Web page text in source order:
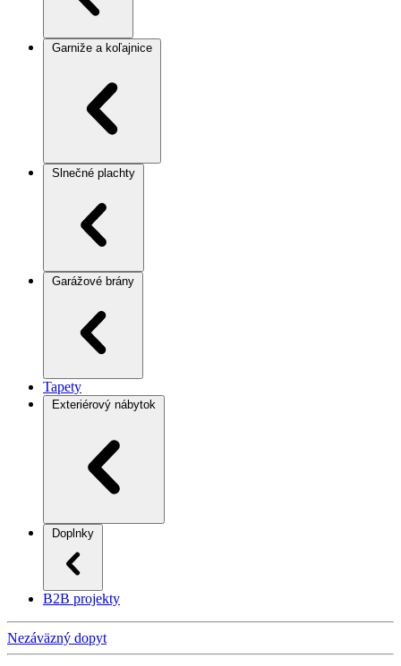
Garniže a koľajnice
Slnečné plachty
Garážové brány
Tapety
Exteriérový nábytok
Doplnky
B2B projekty
Nezáväzný dopyt